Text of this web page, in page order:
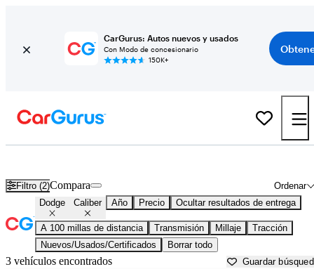
CarGurus: Autos nuevos y usados
Con Modo de concesionario
150K+
Filtro (2) Ordenar
Compara
Dodge Caliber Año Precio Ocultar resultados de entrega
A 100 millas de distancia Transmisión Millaje
Tracción
Nuevos/Usados/Certificados
Borrar todo
3 vehículos encontrados Guardar